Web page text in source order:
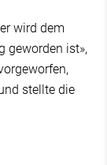
wird dem
geworden ist»,
stellte die